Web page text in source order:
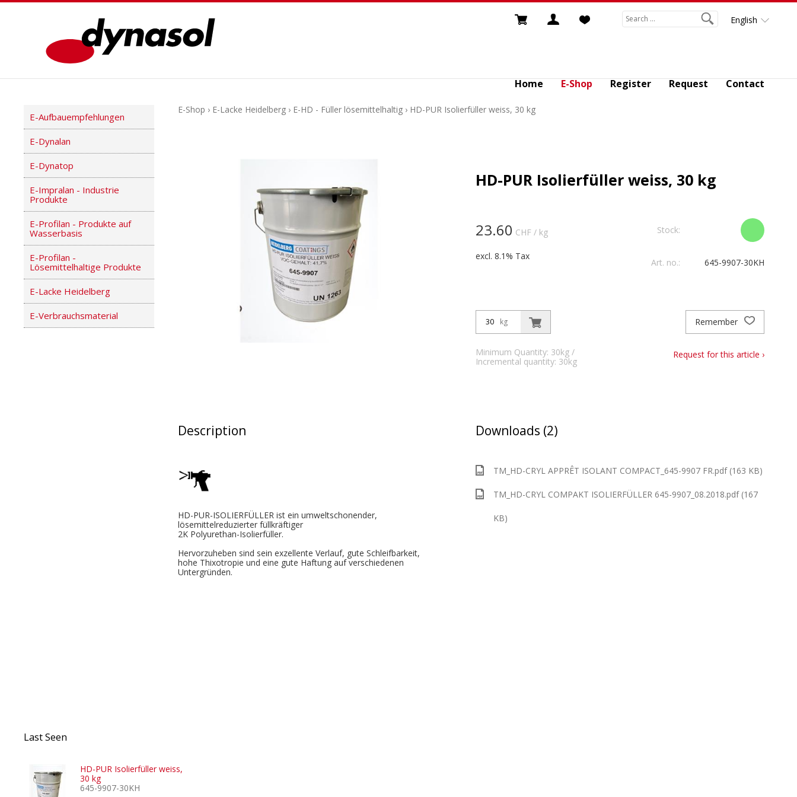
English
Home E-Shop Register Request Contact
E-Aufbauempfehlungen
E-Dynalan
E-Dynatop
E-Impralan - Industrie
Produkte
E-Profilan - Produkte auf
Wasserbasis
E-Profilan -
Lösemittelhaltige Produkte
E-Lacke Heidelberg
E-Verbrauchsmaterial
E-Shop › E-Lacke Heidelberg › E-HD - Füller lösemittelhaltig › HD-PUR Isolierfüller weiss, 30 kg
HD-PUR Isolierfüller weiss, 30 kg
23.60 CHF / kg
excl. 8.1% Tax
Stock:
Art. no.: 645-9907-30KH
kg
Minimum Quantity: 30kg /
Incremental quantity: 30kg
Remember
Request for this article ›
Description
HD-PUR-ISOLIERFÜLLER ist ein umweltschonender,
lösemittelreduzierter füllkräftiger
2K Polyurethan-Isolierfüller.
Hervorzuheben sind sein exzellente Verlauf, gute Schleifbarkeit,
hohe Thixotropie und eine gute Haftung auf verschiedenen
Untergründen.
Downloads (2)
TM_HD-CRYL APPRÊT ISOLANT COMPACT_645-9907 FR.pdf (163 KB)
TM_HD-CRYL COMPAKT ISOLIERFÜLLER 645-9907_08.2018.pdf (167
KB)
Last Seen
HD-PUR Isolierfüller weiss,
30 kg
645-9907-30KH